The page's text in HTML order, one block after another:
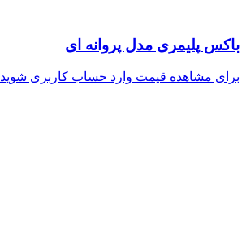
باکس پلیمری مدل پروانه ای
برای مشاهده قیمت وارد حساب کاربری شوید